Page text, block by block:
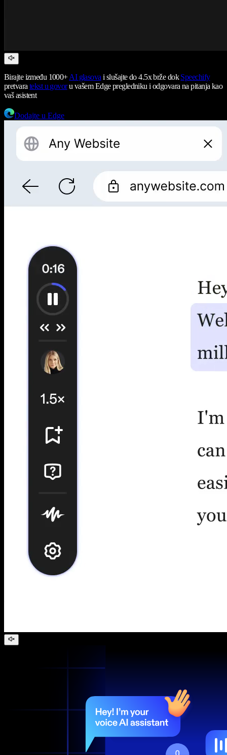
Birajte između 1000+AI glasova i slušajte do 4.5x brže dokSpeechify
pretvara tekst u govoru vašem Edge pregledniku i odgovara na pitanja kao
vaš asistent
Dodajte u Edge